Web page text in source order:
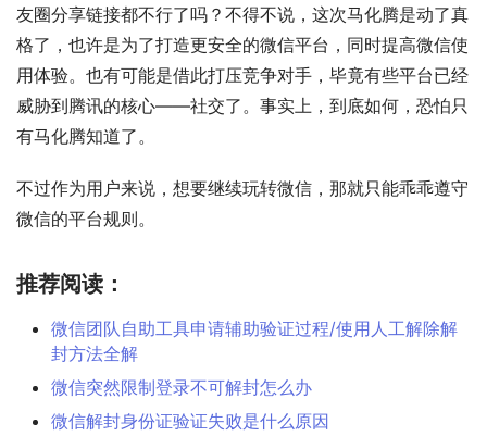
友圈分享链接都不行了吗？不得不说，这次马化腾是动了真
格了，也许是为了打造更安全的微信平台，同时提高微信使
用体验。也有可能是借此打压竞争对手，毕竟有些平台已经
威胁到腾讯的核心——社交了。事实上，到底如何，恐怕只
有马化腾知道了。
不过作为用户来说，想要继续玩转微信，那就只能乖乖遵守
微信的平台规则。
推荐阅读：
微信团队自助工具申请辅助验证过程/使用人工解除解
封方法全解
微信突然限制登录不可解封怎么办
微信解封身份证验证失败是什么原因